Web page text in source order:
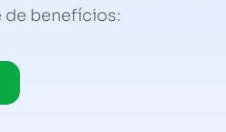
de benefícios: